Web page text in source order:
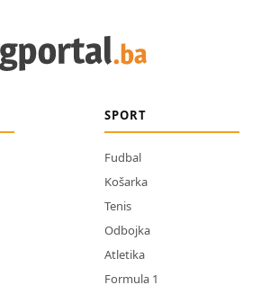
SPORT
Fudbal
Košarka
Tenis
Odbojka
Atletika
Formula 1